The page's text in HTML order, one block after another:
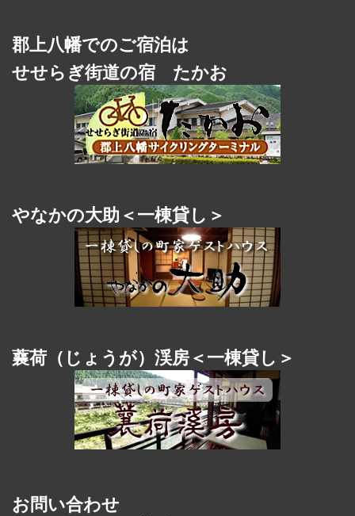
郡上八幡でのご宿泊は
せせらぎ街道の宿 たかお
やなかの大助＜一棟貸し＞
蘘荷（じょうが）渓房＜一棟貸し＞
お問い合わせ